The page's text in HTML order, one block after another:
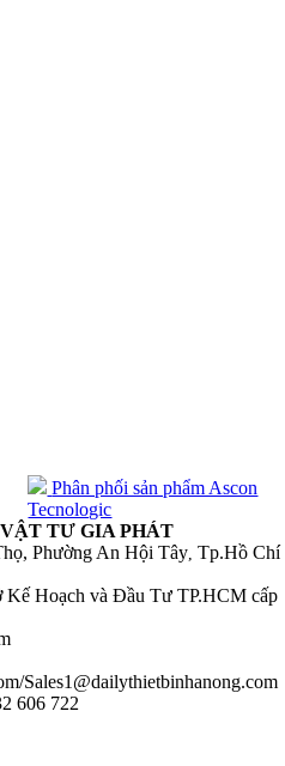
Phân phối sản phẩm Ascon
Tecnologic
TƯ GIA PHÁT
Phường An Hội Tây, Tp.Hồ Chí
Kế Hoạch và Đầu Tư TP.HCM cấp
Sales1@dailythietbinhanong.com
606 722